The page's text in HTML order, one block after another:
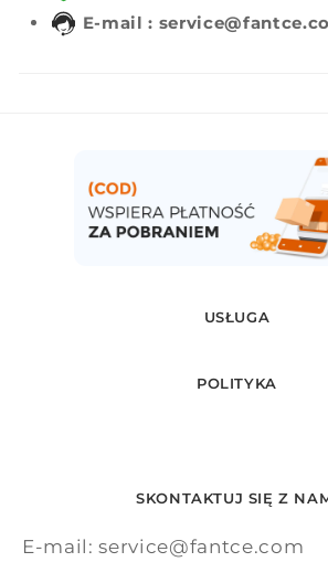
E-mail :
USŁUGA
POLITYKA
SKONTAKTUJ SIĘ Z
E-mail: service@fantce.com